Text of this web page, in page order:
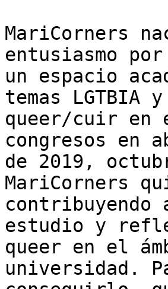
MariCorners
entusiasmo
un espacio
temas LGTBIA y
queer/cuir en
congresos en
de 2019,
MariCorners
contribuyendo
estudio y
queer en el
universidad.